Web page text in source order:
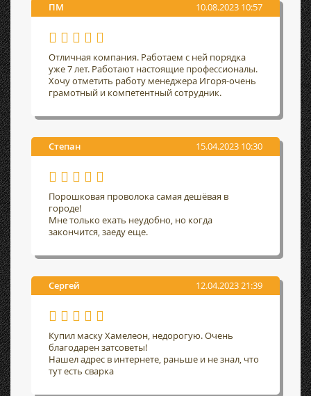
ПМ 10.08.2023 10:57
Отличная компания. Работаем с ней порядка
уже 7 лет. Работают настоящие профессионалы.
Хочу отметить работу менеджера Игоря-очень
грамотный и компетентный сотрудник.
Степан 15.04.2023 10:30
Порошковая проволока самая дешёвая в
городе!
Мне только ехать неудобно, но когда
закончится, заеду еще.
Сергей 12.04.2023 21:39
Купил маску Хамелеон, недорогую. Очень
благодарен затсоветы!
Нашел адрес в интернете, раньше и не знал, что
тут есть сварка